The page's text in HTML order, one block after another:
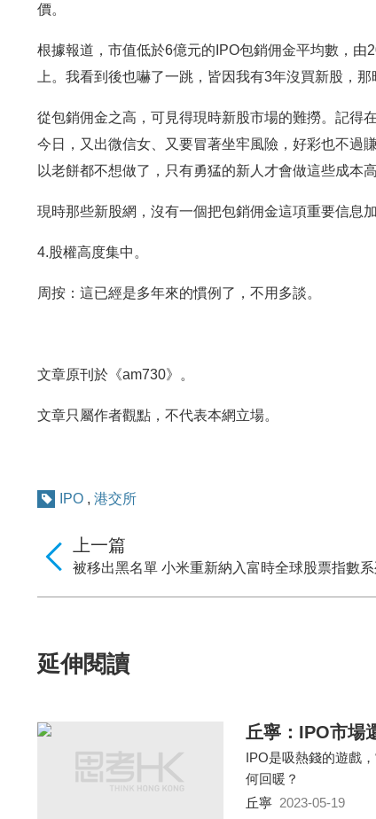
價。
根據報道，市值低於6億元的IPO包銷佣金平均數，
上。我看到後也嚇了一跳，皆因我有3年沒買新股，那
從包銷佣金之高，可見得現時新股市場的難撈。記得
今日，又出微信女、又要冒著坐牢風險，好彩也不過
以老餅都不想做了，只有勇猛的新人才會做這些成本
現時那些新股網，沒有一個把包銷佣金這項重要信息
4.股權高度集中。
周按：這已經是多年來的慣例了，不用多談。
文章原刊於《am730》。
文章只屬作者觀點，不代表本網立場。
IPO , 港交所
上一篇
被移出黑名單 小米重新納入富時全球股票指數系
延伸閱讀
丘寧：IPO市場
IPO是吸熱錢的遊戲
何回暖？
丘寧 2023-05-19